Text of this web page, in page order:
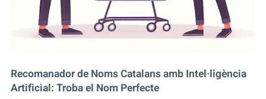
Recomanador de Noms Catalans amb Intel·ligència
Artificial: Troba el Nom Perfecte